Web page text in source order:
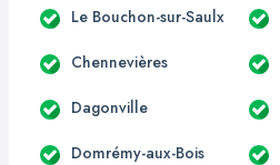
Le Bouchon-sur-Saulx
Chennevières
Dagonville
Domrémy-aux-Bois